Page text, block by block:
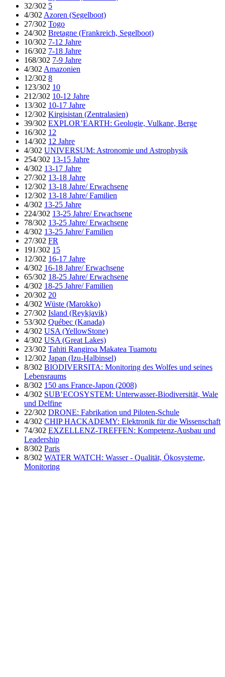
32/302 5
4/302 Azoren (Segelboot)
27/302 Togo
24/302 Bretagne (Frankreich, Segelboot)
10/302 7-12 Jahre
16/302 7-18 Jahre
168/302 7-9 Jahre
4/302 Amazonien
12/302 8
123/302 10
212/302 10-12 Jahre
13/302 10-17 Jahre
12/302 Kirgisistan (Zentralasien)
39/302 EXPLOR’EARTH: Geologie, Vulkane, Berge
16/302 12
14/302 12 Jahre
4/302 UNIVERSUM: Astronomie und Astrophysik
254/302 13-15 Jahre
4/302 13-17 Jahre
27/302 13-18 Jahre
12/302 13-18 Jahre/ Erwachsene
12/302 13-18 Jahre/ Familien
4/302 13-25 Jahre
224/302 13-25 Jahre/ Erwachsene
78/302 13-25 Jahre/ Erwachsene
4/302 13-25 Jahre/ Familien
27/302 FR
191/302 15
12/302 16-17 Jahre
4/302 16-18 Jahre/ Erwachsene
65/302 18-25 Jahre/ Erwachsene
4/302 18-25 Jahre/ Familien
20/302 20
4/302 Wüste (Marokko)
27/302 Island (Reykjavik)
53/302 Québec (Kanada)
4/302 USA (YellowStone)
4/302 USA (Great Lakes)
23/302 Tahiti Rangiroa Makatea Tuamotu
12/302 Japan (Izu-Halbinsel)
8/302 BIODIVERSITA: Monitoring des Wolfes und seines
Lebensraums
8/302 150 ans France-Japon (2008)
4/302 SUB’ECOSYSTEM: Unterwasser-Biodiversität, Wale
und Delfine
22/302 DRONE: Fabrikation und Piloten-Schule
4/302 CHIP HACKADEMY: Elektronik für die Wissenschaft
74/302 EXZELLENZ-TREFFEN: Kompetenz-Ausbau und
Leadership
8/302 Paris
8/302 WATER WATCH: Wasser - Qualität, Ökosysteme,
Monitoring